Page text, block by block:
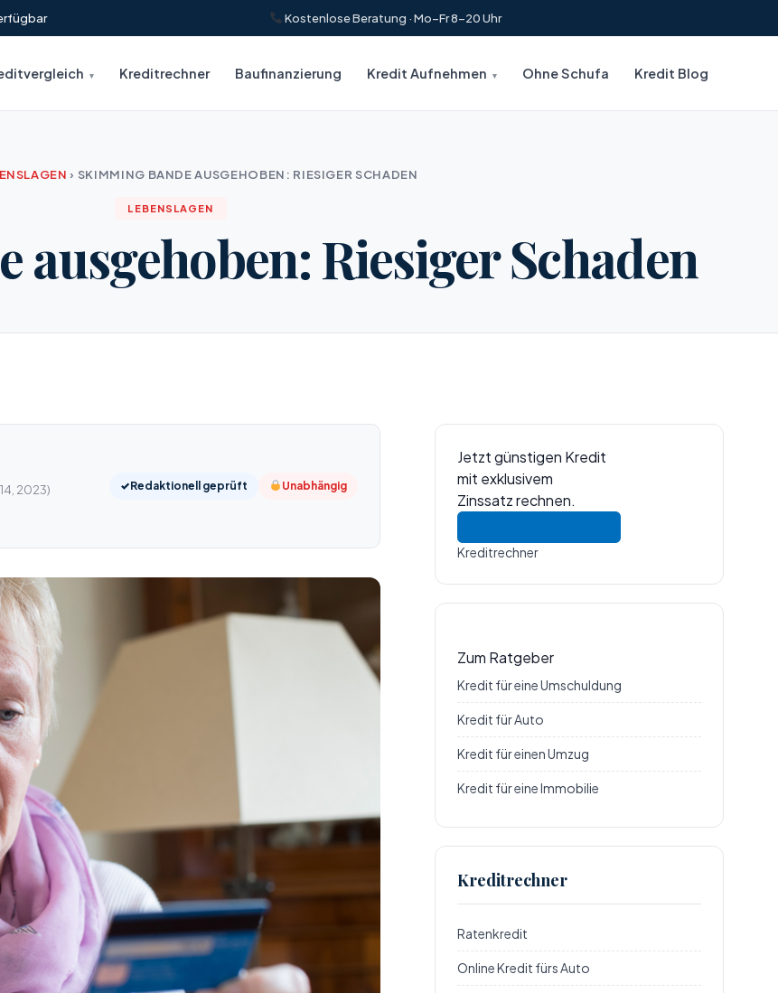
Kostenlose Beratung · Mo–Fr 8–20 Uhr
Kreditrechner Baufinanzierung Kredit Aufnehmen Ohne Schufa Kredit Blog
› SKIMMING BANDE AUSGEHOBEN: RIESIGER SCHADEN
LEBENSLAGEN
ausgehoben: Riesiger Schaden
2023)
✓Redaktionell geprüft Unabhängig
Jetzt günstigen Kredit
mit exklusivem
Zinssatz rechnen.
Kreditrechner
Zum Ratgeber
Kredit für eine Umschuldung
Kredit für Auto
Kredit für einen Umzug
Kredit für eine Immobilie
Kreditrechner
Ratenkredit
Online Kredit fürs Auto